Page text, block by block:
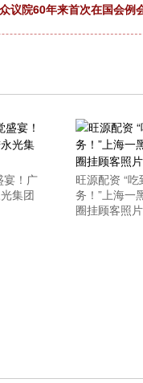
议院60年来首次在国会
宴！广
集团
旺源配资 “
务！”上海一
圈挂顾客照